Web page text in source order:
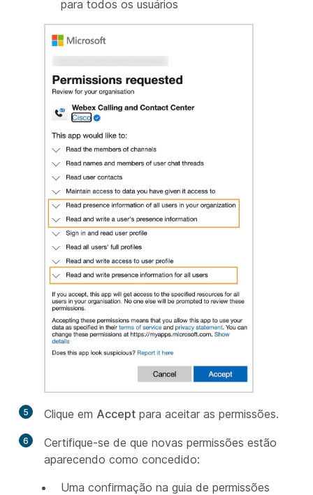
para todos os usuários
5 Clique em Accept para aceitar as permissões.
6
Certifique-se de que novas permissões estão
aparecendo como concedido:
Uma confirmação na guia de permissões